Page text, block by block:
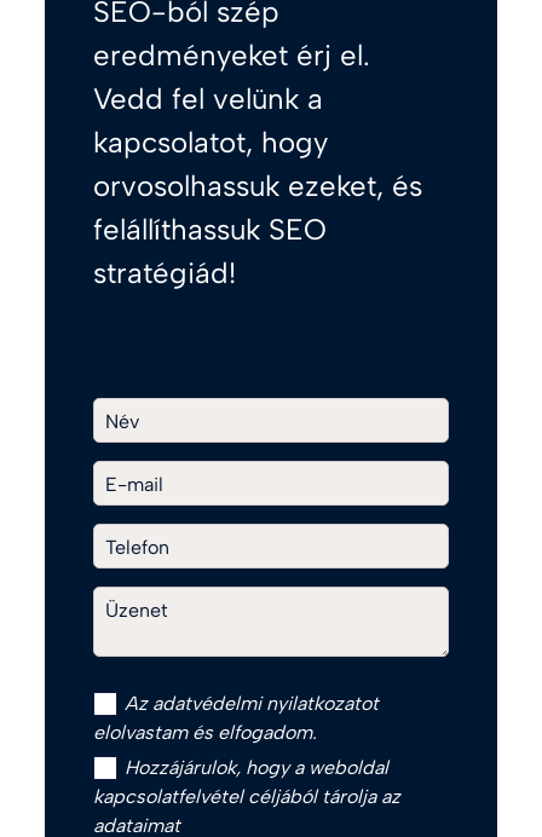
SEO-ból szép
eredményeket érj el.
Vedd fel velünk a
kapcsolatot, hogy
orvosolhassuk ezeket, és
felállíthassuk SEO
stratégiád!
Név
E-mail
Telefon
Üzenet
Az adatvédelmi nyilatkozatot
elolvastam és elfogadom.
Hozzájárulok, hogy a weboldal
kapcsolatfelvétel céljából tárolja az
adataimat